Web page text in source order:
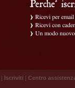
Ricevi per
Ricevi con
Un modo
| Iscriviti | Centro